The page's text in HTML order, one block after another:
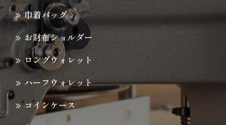
巾着バッグ
お財布ショルダー
ロングウォレット
ハーフウォレット
コインケース